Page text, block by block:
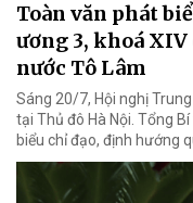
Toàn văn phát
ương 3, khoá
nước Tô Lâm
Sáng 20/7, Hội nghị
tại Thủ đô Hà Nội. Tổng
biểu chỉ đạo, định hướng